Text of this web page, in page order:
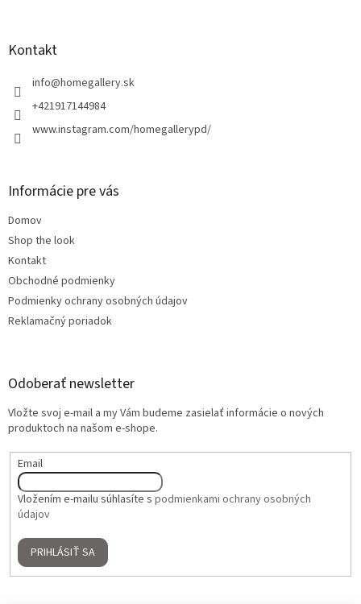
Kontakt
info@homegallery.sk
+421917144984
www.instagram.com/homegallerypd/
Informácie pre vás
Domov
Shop the look
Kontakt
Obchodné podmienky
Podmienky ochrany osobných údajov
Reklamačný poriadok
Odoberať newsletter
Vložte svoj e-mail a my Vám budeme zasielať informácie o nových
produktoch na našom e-shope.
Email
Vložením e-mailu súhlasíte s podmienkami ochrany osobných
údajov
PRIHLÁSIŤ SA